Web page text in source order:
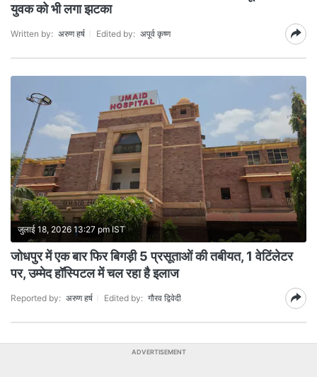
युवक को भी लगा झटका
Written by: अरुण हर्ष Edited by: अपूर्व कृष्ण
जुलाई 18, 2026 13:27 pm IST
जोधपुर में एक बार फिर बिगड़ी 5 प्रसूताओं की तबीयत, 1 वेटिंलेटर
पर, उम्मेद हॉस्पिटल में चल रहा है इलाज
Reported by: अरुण हर्ष Edited by: गौरव द्विवेदी
ADVERTISEMENT